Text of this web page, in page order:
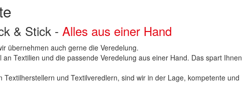
& Stick -Alles aus einer Hand
übernehmen auch gerne die Veredelung.
Textilien und die passende Veredelung aus einer Hand. Das spart Ihnen
und Textilveredlern, sind wir in der Lage, kompetente und